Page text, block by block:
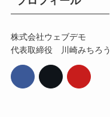
株式会社ウェブデモ
代表取締役 川崎みちろう